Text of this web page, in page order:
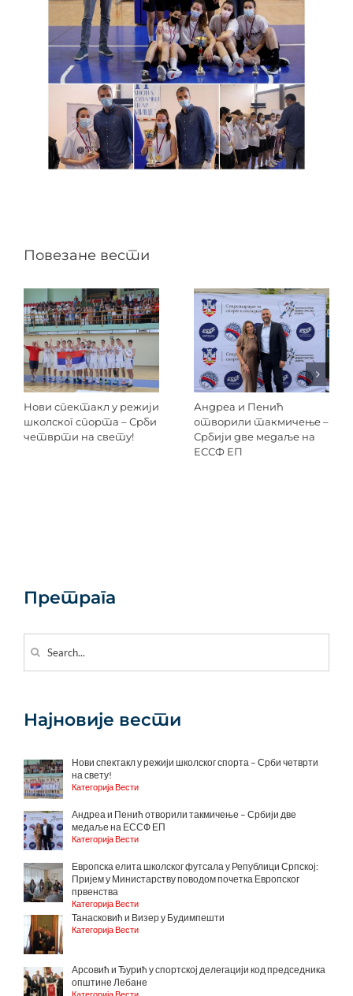
Повезане вести
Нови спектакл у режији
школског спорта – Срби
четврти на свету!
Андреа и Пенић
отворили такмичење –
Србији две медаље на
ЕССФ ЕП
Претрага
for:
Најновије вести
Нови спектакл у режији школског спорта – Срби четврти
на свету!
Категорија Вести
Андреа и Пенић отворили такмичење – Србији две
медаље на ЕССФ ЕП
Категорија Вести
Европска елита школског футсала у Републици Српској:
Пријем у Министарству поводом почетка Европског
првенства
Категорија Вести
Танасковић и Визер у Будимпешти
Категорија Вести
Арсовић и Ђурић у спортској делегацији код председника
општине Лебане